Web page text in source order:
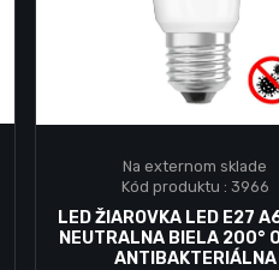
Vložiť do košika
Na externom sklade
Kód produktu : 3966
LED ŽIAROVKA LED E27
NEUTRALNA BIELA 200°
ANTIBAKTERIÁLNA